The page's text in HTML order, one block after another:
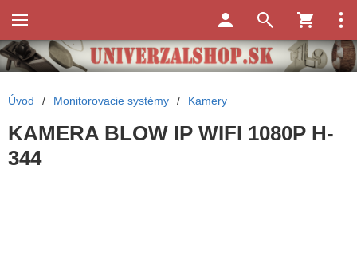
Úvod / Monitorovacie systémy / Kamery
KAMERA BLOW IP WIFI 1080P H-
344